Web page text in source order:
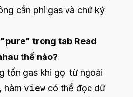
cần phí gas và chữ ký
trong tab Read
thế nào?
tốn gas khi gọi từ ngoài
hàm view có thể đọc dữ